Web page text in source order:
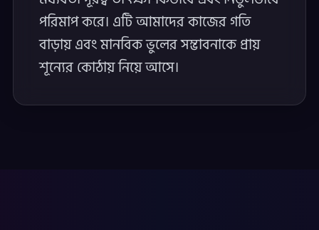
পরিমাপ করে। এটি আমাদের কাজের গতি
বাড়ায় এবং মানবিক ভুলের সম্ভাবনাকে প্রায়
শূন্যের কোঠায় নিয়ে আসে।